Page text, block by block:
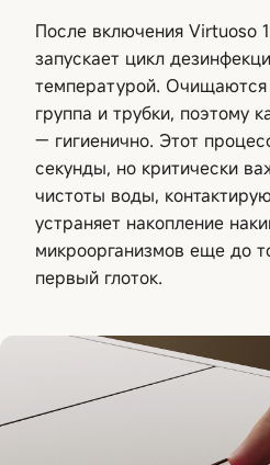
После включения Virtuoso
запускает цикл
температурой. Очищаются
группа и трубки, поэтому
— гигиенично. Этот
секунды, но критически
чистоты воды,
устраняет накопление
микроорганизмов еще до
первый глоток.